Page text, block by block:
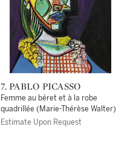
7. PABLO PICASSO
Femme au béret et à la robe
quadrillée (Marie-Thérèse Walter)
Estimate Upon Request